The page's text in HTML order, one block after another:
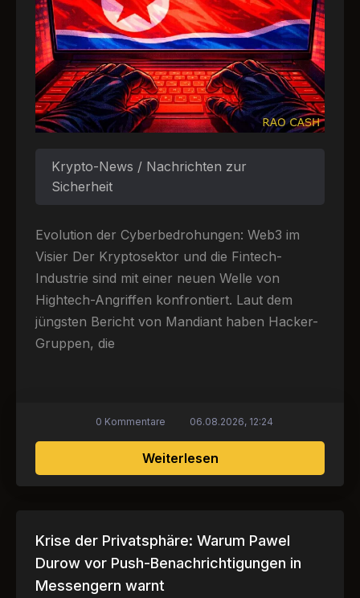
Krypto-News / Nachrichten zur
Sicherheit
Evolution der Cyberbedrohungen: Web3 im
Visier Der Kryptosektor und die Fintech-
Industrie sind mit einer neuen Welle von
Hightech-Angriffen konfrontiert. Laut dem
jüngsten Bericht von Mandiant haben Hacker-
Gruppen, die
Weiterlesenüber
0 Kommentare 06.08.2026, 12:24
Krise der Privatsphäre: Warum Pawel
Durow vor Push-Benachrichtigungen in
Messengern warnt